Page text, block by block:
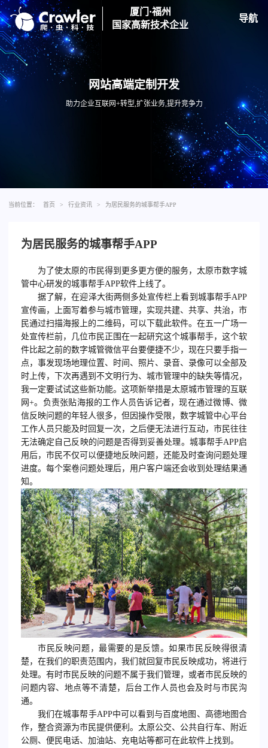
厦门·福州
国家高新技术企业
导航
网站高端定制开发
助力企业互联网+转型,扩张业务,提升竞争力
当前位置： 首页 > 行业资讯 > 为居民服务的城事帮手APP
为居民服务的城事帮手APP
为了使太原的市民得到更多更方便的服务，太原市数字城
管中心研发的城事帮手APP软件上线了。
据了解，在迎泽大街两侧多处宣传栏上看到城事帮手APP
宣传画，上面写着参与城市管理，实现共建、共享、共治，市
民通过扫描海报上的二维码，可以下载此软件。在五一广场一
处宣传栏前，几位市民正围在一起研究这个城事帮手，这个软
件比起之前的数字城管微信平台要便捷不少，现在只要手指一
点，事发现场地理位置、时间、照片、录音、录像可以全部及
时上传，下次再遇到不文明行为、城市管理中的缺失等情况，
我一定要试试这些新功能。这项新举措是太原城市管理的互联
网+。负责张贴海报的工作人员告诉记者，现在通过微博、微
信反映问题的年轻人很多，但因操作受限，数字城管中心平台
工作人员只能及时回复一次，之后便无法进行互动，市民往往
无法确定自己反映的问题是否得到妥善处理。城事帮手APP启
用后，市民不仅可以便捷地反映问题，还能及时查询问题处理
进度。每个案卷问题处理后，用户客户端还会收到处理结果通
知。
市民反映问题，最需要的是反馈。如果市民反映得很清
楚，在我们的职责范围内，我们就回复市民反映成功，将进行
处理。有时市民反映的问题不属于我们管理，或者市民反映的
问题内容、地点等不清楚，后台工作人员也会及时与市民沟
通。
我们在城事帮手APP中可以看到与百度地图、高德地图合
作，整合资源为市民提供便利。太原公交、公共自行车、附近
公厕、便民电话、加油站、充电站等都可在此软件上找到。